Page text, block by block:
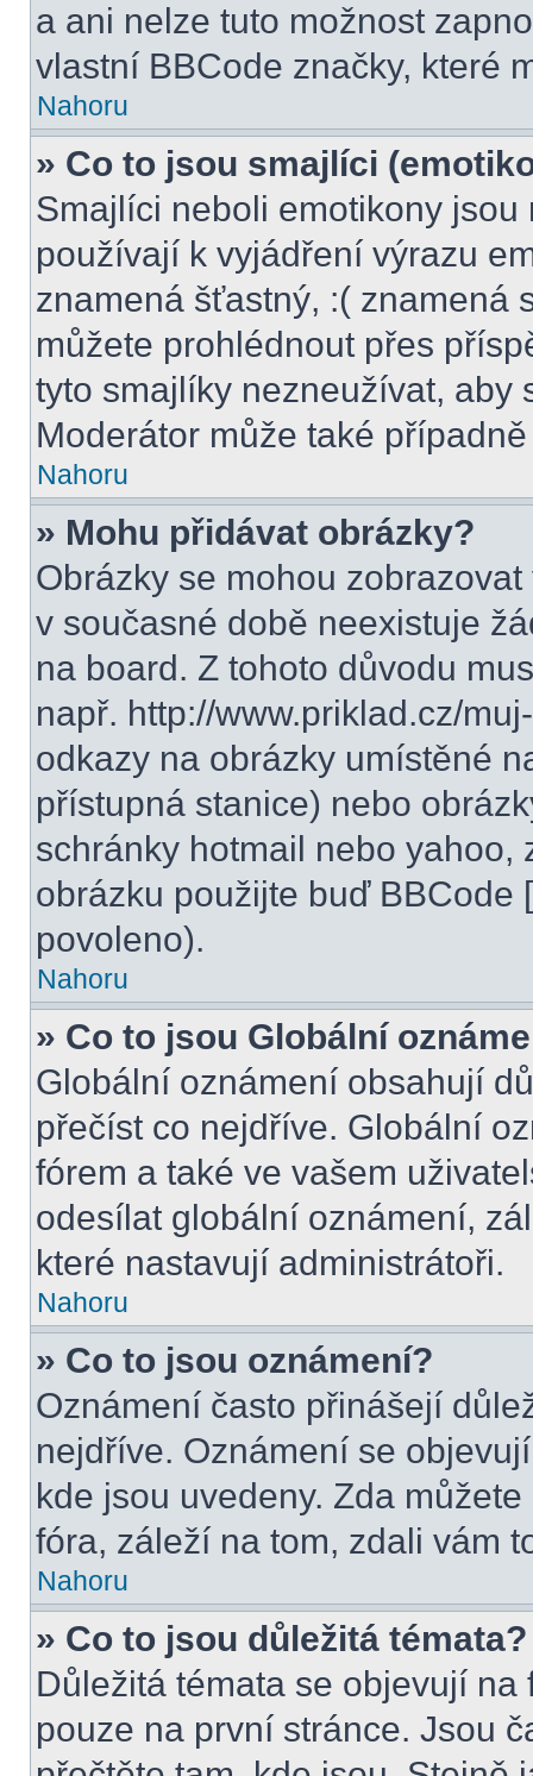
a ani nelze tuto možnost
vlastní BBCode značky, které
Nahoru
» Co to jsou smajlíci
Smajlíci neboli emotikony
používají k vyjádření výrazu
znamená šťastný, :( znamená
můžete prohlédnout přes
tyto smajlíky nezneužívat, aby
Moderátor může také
Nahoru
» Mohu přidávat obrázky?
Obrázky se mohou
v současné době neexistuje
na board. Z tohoto důvodu
např. http://www.priklad.cz/
odkazy na obrázky umístěné
přístupná stanice) nebo
schránky hotmail nebo yahoo,
obrázku použijte buď BBCode
povoleno).
Nahoru
» Co to jsou Globální
Globální oznámení obsahují
přečíst co nejdříve. Globální
fórem a také ve vašem
odesílat globální oznámení,
které nastavují administrátoři.
Nahoru
» Co to jsou oznámení?
Oznámení často přinášejí
nejdříve. Oznámení se
kde jsou uvedeny. Zda
fóra, záleží na tom, zdali vám
Nahoru
» Co to jsou důležitá témata?
Důležitá témata se objevují
pouze na první stránce. Jsou